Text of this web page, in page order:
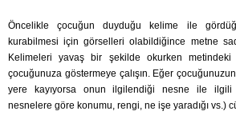
Öncelikle çocuğun duyduğu kelime ile
kurabilmesi için görselleri olabildiğince metne
Kelimeleri yavaş bir şekilde okurken
çocuğunuza göstermeye çalışın. Eğer
yere kayıyorsa onun ilgilendiği nesne ile ilgili
nesnelere göre konumu, rengi, ne işe yaradığı vs.)